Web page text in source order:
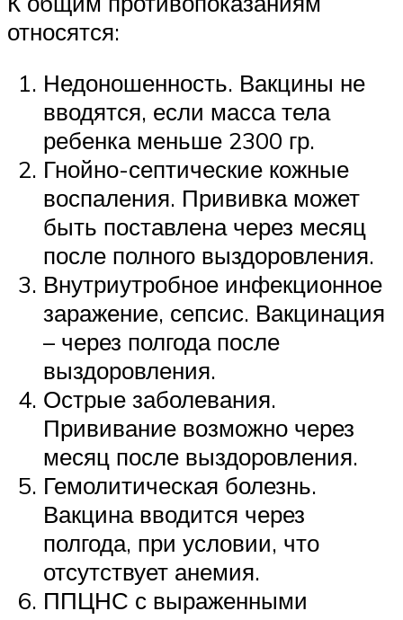
относятся:
Недоношенность. Вакцины не
вводятся, если масса тела
ребенка меньше 2300 гр.
Гнойно-септические кожные
воспаления. Прививка может
быть поставлена через месяц
после полного выздоровления.
Внутриутробное инфекционное
заражение, сепсис. Вакцинация
– через полгода после
выздоровления.
Острые заболевания.
Прививание возможно через
месяц после выздоровления.
Гемолитическая болезнь.
Вакцина вводится через
полгода, при условии, что
отсутствует анемия.
ППЦНС с выраженными